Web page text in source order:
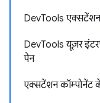
DevTools एक्सटेंशन
DevTools यूज़र
पेन
एक्सटेंशन कॉम्पोनेंट